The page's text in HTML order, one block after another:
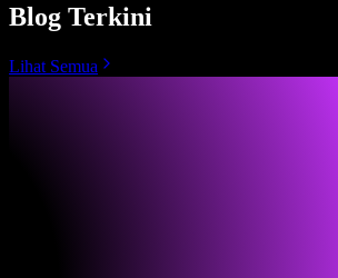
Blog Terkini
Lihat Semua